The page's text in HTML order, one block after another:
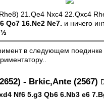
21.Qe4 Nxc4 22.Qxc4
Qc7 16.Ne2 Ne7. и ничего
½
в следующем поединке
- Brkic,Ante (2567)
Nf6 5.g3 Qb6 6.Nb3 e6